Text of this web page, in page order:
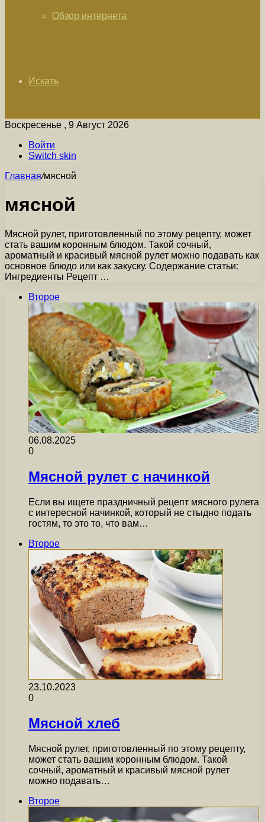
Обзор интернета
Искать
Воскресенье , 9 Август 2026
Войти
Switch skin
Главная/мясной
мясной
Мясной рулет, приготовленный по этому рецепту, может
стать вашим коронным блюдом. Такой сочный,
ароматный и красивый мясной рулет можно подавать как
основное блюдо или как закуску. Содержание статьи:
Ингредиенты Рецепт …
Второе
06.08.2025
0
Мясной рулет с начинкой
Если вы ищете праздничный рецепт мясного рулета
с интересной начинкой, который не стыдно подать
гостям, то это то, что вам…
Второе
23.10.2023
0
Мясной хлеб
Мясной рулет, приготовленный по этому рецепту,
может стать вашим коронным блюдом. Такой
сочный, ароматный и красивый мясной рулет
можно подавать…
Второе